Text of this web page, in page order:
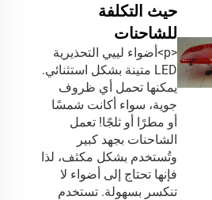
حيث التكلفة
للشاحنات
<p>أضواء لييي التحذيرية
LED متينة بشكل استثنائي.
يمكنها تحمل أي ظروف
جوية، سواء أكانت شمسًا
أو مطرًا أو ثلجًا! تعمل
الشاحنات بجهد كبير
وتُستخدم بشكل مكثف، لذا
فإنها تحتاج إلى أضواء لا
تنكسر بسهولة. تستخدم